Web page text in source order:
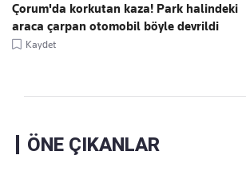
Çorum'da korkutan kaza! Park halindeki
araca çarpan otomobil böyle devrildi
Kaydet
ÖNE ÇIKANLAR